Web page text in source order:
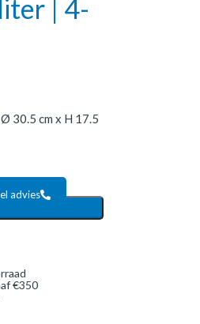
| 4-
30.5 cm x H 17.5
advies
€350